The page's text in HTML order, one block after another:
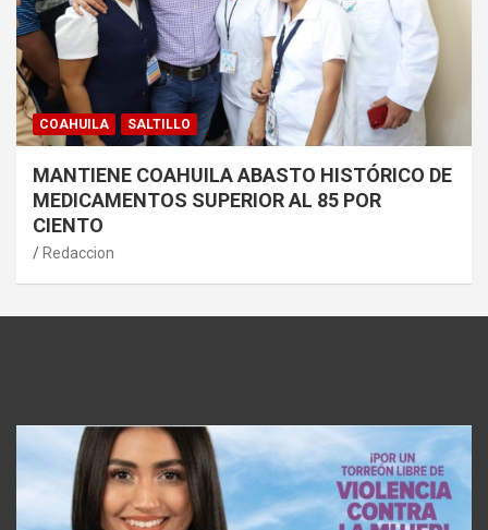
COAHUILA SALTILLO
MANTIENE COAHUILA ABASTO HISTÓRICO DE
MEDICAMENTOS SUPERIOR AL 85 POR
CIENTO
Redaccion